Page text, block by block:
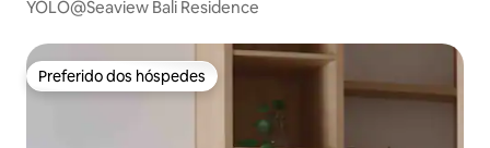
YOLO@Seaview Bali Residence
Preferido dos hóspedes
Preferido dos hóspedes